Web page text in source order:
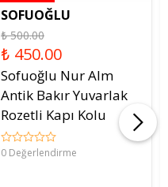
SOFUOĞLU
₺ 500.00
₺ 450.00
Sofuoğlu Nur Alm
Antik Bakır Yuvarlak
Rozetli Kapı Kolu
0 Değerlendirme